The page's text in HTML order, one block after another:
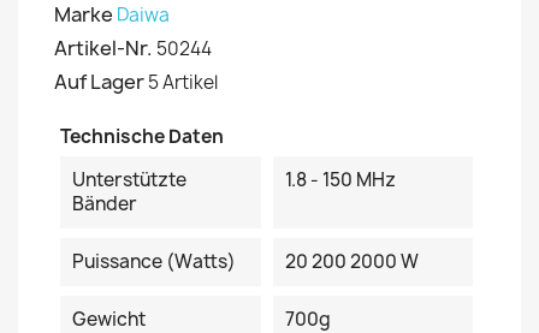
Marke Daiwa
Artikel-Nr. 50244
Auf Lager5 Artikel
Technische Daten
Unterstützte
Bänder
1.8 - 150 MHz
Puissance (Watts) 20 200 2000 W
Gewicht 700g